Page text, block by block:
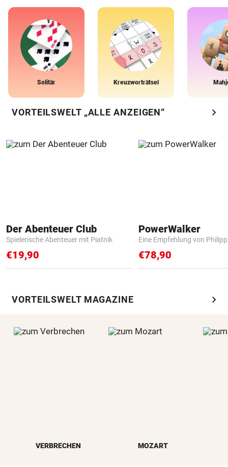
Solitär Kreuzworträtsel
VORTEILSWELT „ALLE ANZEIGEN“ chevron_right
Der Abenteuer Club
Spielerische Abenteuer mit Piatnik
€19,90
PowerWalker
Eine Empfehlung von
€78,90
VORTEILSWELT MAGAZINE chevron_right
VERBRECHEN MOZART